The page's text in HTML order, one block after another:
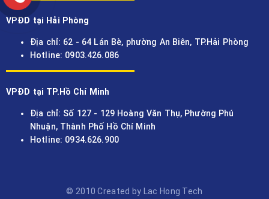
VPĐD tại Hải Phòng
Địa chỉ: 62 - 64 Lán Bè, phường An Biên, TP.Hải Phòng
Hotline: 0903.426.086
VPĐD tại TP.Hồ Chí Minh
Địa chỉ: Số 127 - 129 Hoàng Văn Thụ, Phường Phú
Nhuận, Thành Phố Hồ Chí Minh
Hotline: 0934.626.900
© 2010 Created by Lac Hong Tech